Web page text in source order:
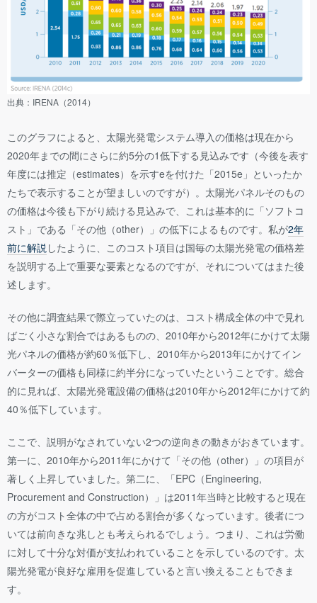
出典：IRENA（2014）
このグラフによると、太陽光発電システム導入の価格は現在から
2020年までの間にさらに約5分の1低下する見込みです（今後を表す
年度には推定（estimates）を示すeを付けた「2015e」といったか
たちで表示することが望ましいのですが）。太陽光パネルそのもの
の価格は今後も下がり続ける見込みで、これは基本的に「ソフトコ
スト」である「その他（other）」の低下によるものです。私が2年
前に解説 したように、このコスト項目は国毎の太陽光発電の価格差
を説明する上で重要な要素となるのですが、それについてはまた後
述します。
その他に調査結果で際立っていたのは、コスト構成全体の中で見れ
ばごく小さな割合ではあるものの、2010年から2012年にかけて太陽
光パネルの価格が約60％低下し、2010年から2013年にかけてイン
バーターの価格も同様に約半分になっていたということです。総合
的に見れば、太陽光発電設備の価格は2010年から2012年にかけて約
40％低下しています。
ここで、説明がなされていない2つの逆向きの動きがおきています。
第一に、2010年から2011年にかけて「その他（other）」の項目が
著しく上昇していました。第二に、「EPC（Engineering,
Procurement and Construction）」は2011年当時と比較すると現在
の方がコスト全体の中で占める割合が多くなっています。後者につ
いては前向きな兆しとも考えられるでしょう。つまり、これは労働
に対して十分な対価が支払われていることを示しているのです。太
陽光発電が良好な雇用を促進していると言い換えることもできま
す。